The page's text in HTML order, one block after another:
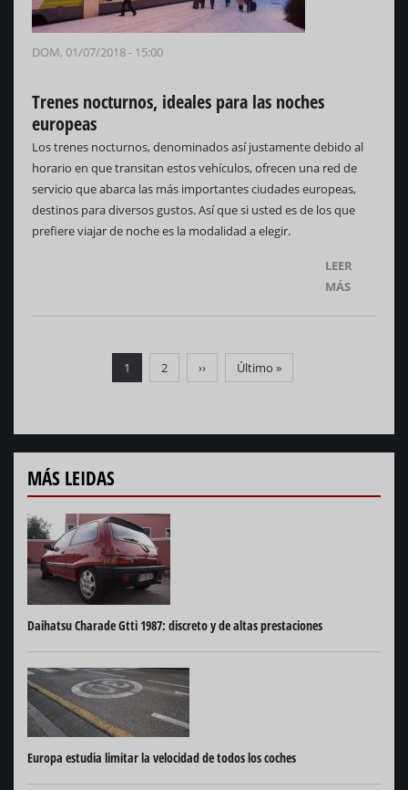
DOM, 01/07/2018 - 15:00
Trenes nocturnos, ideales para las noches
europeas
Los trenes nocturnos, denominados así justamente debido al
horario en que transitan estos vehículos, ofrecen una red de
servicio que abarca las más importantes ciudades europeas,
destinos para diversos gustos. Así que si usted es de los que
prefiere viajar de noche es la modalidad a elegir.
LEER
MÁS
Página
actual
1 Página
2
Siguiente
página
››
Última
página
Último »
MÁS LEIDAS
Daihatsu Charade Gtti 1987: discreto y de altas prestaciones
Europa estudia limitar la velocidad de todos los coches